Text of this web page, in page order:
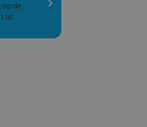
op de
is!